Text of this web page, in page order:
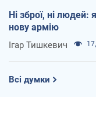
Ні зброї, ні
нову армію
Ігар Тишкевич
Всі думки